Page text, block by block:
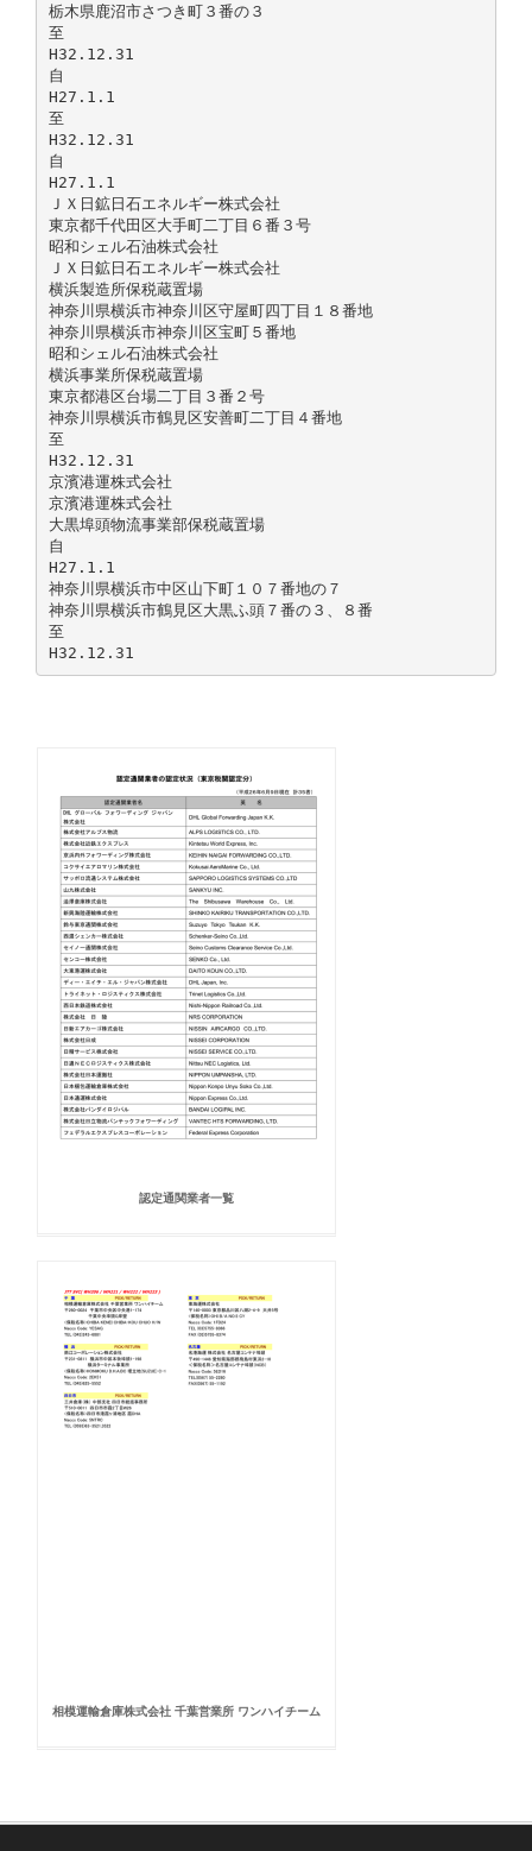
栃木県鹿沼市さつき町３番の３
至
H32.12.31
自
H27.1.1
至
H32.12.31
自
H27.1.1
ＪＸ日鉱日石エネルギー株式会社
東京都千代田区大手町二丁目６番３号
昭和シェル石油株式会社
ＪＸ日鉱日石エネルギー株式会社
横浜製造所保税蔵置場
神奈川県横浜市神奈川区守屋町四丁目１８番地
神奈川県横浜市神奈川区宝町５番地
昭和シェル石油株式会社
横浜事業所保税蔵置場
東京都港区台場二丁目３番２号
神奈川県横浜市鶴見区安善町二丁目４番地
至
H32.12.31
京濱港運株式会社
京濱港運株式会社
大黒埠頭物流事業部保税蔵置場
自
H27.1.1
神奈川県横浜市中区山下町１０７番地の７
神奈川県横浜市鶴見区大黒ふ頭７番の３、８番
至
認定通関業者一覧
相模運輸倉庫株式会社 千葉営業所 ワンハイチーム